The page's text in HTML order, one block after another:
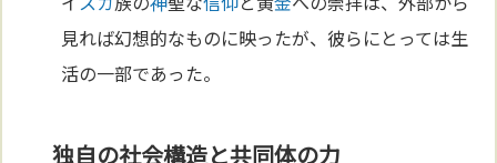
見れば幻想的なものに映ったが、彼らにとっては生
活の一部であった。
独自の社会構造と共同体の力